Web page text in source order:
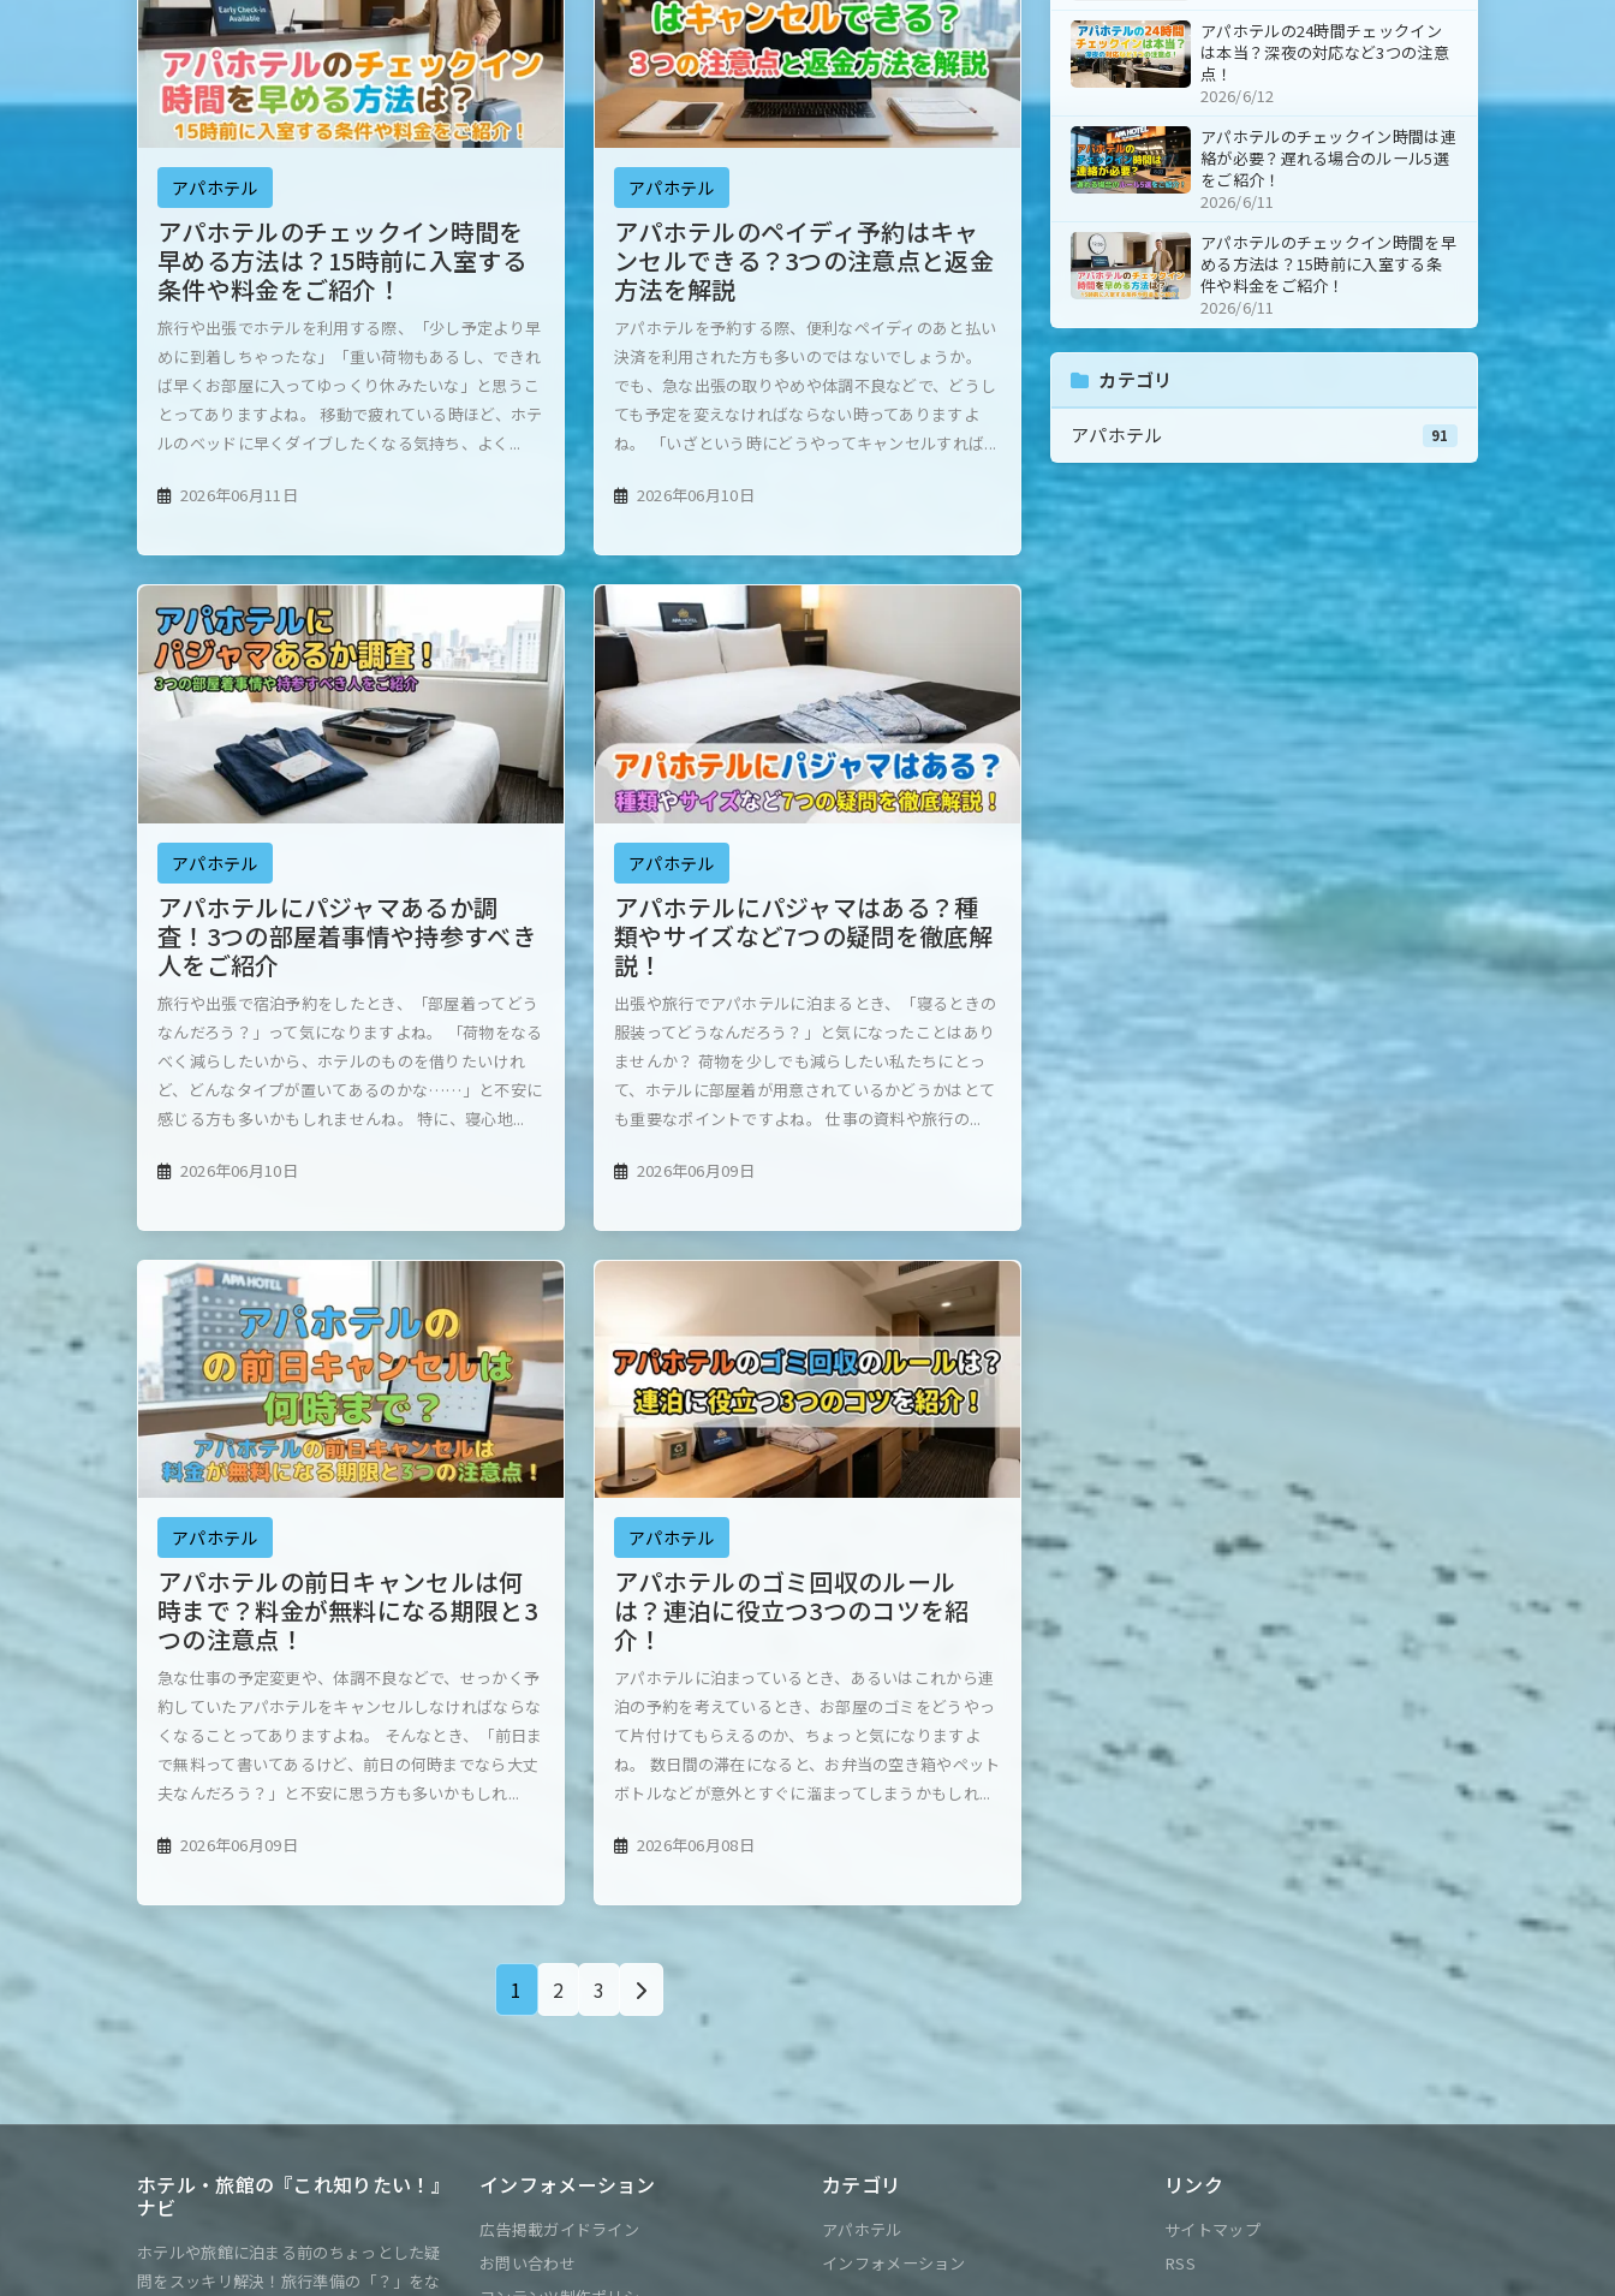
アパホテル
アパホテルのチェックイン時間を
早める方法は？15時前に入室する
条件や料金をご紹介！
旅行や出張でホテルを利用する際、「少し予定より早
めに到着しちゃったな」「重い荷物もあるし、できれ
ば早くお部屋に入ってゆっくり休みたいな」と思うこ
とってありますよね。 移動で疲れている時ほど、ホテ
ルのベッドに早くダイブしたくなる気持ち、よく...
2026年06月11日
アパホテル
アパホテルのペイディ予約はキャ
ンセルできる？3つの注意点と返金
方法を解説
アパホテルを予約する際、便利なペイディのあと払い
決済を利用された方も多いのではないでしょうか。
でも、急な出張の取りやめや体調不良などで、どうし
ても予定を変えなければならない時ってありますよ
ね。 「いざという時にどうやってキャンセルすれば...
2026年06月10日
アパホテル
アパホテルにパジャマあるか調
査！3つの部屋着事情や持参すべき
人をご紹介
旅行や出張で宿泊予約をしたとき、「部屋着ってどう
なんだろう？」って気になりますよね。 「荷物をなる
べく減らしたいから、ホテルのものを借りたいけれ
ど、どんなタイプが置いてあるのかな……」と不安に
感じる方も多いかもしれませんね。 特に、寝心地...
2026年06月10日
アパホテル
アパホテルにパジャマはある？種
類やサイズなど7つの疑問を徹底解
説！
出張や旅行でアパホテルに泊まるとき、「寝るときの
服装ってどうなんだろう？」と気になったことはあり
ませんか？ 荷物を少しでも減らしたい私たちにとっ
て、ホテルに部屋着が用意されているかどうかはとて
も重要なポイントですよね。 仕事の資料や旅行の...
2026年06月09日
アパホテル
アパホテルの前日キャンセルは何
時まで？料金が無料になる期限と3
つの注意点！
急な仕事の予定変更や、体調不良などで、せっかく予
約していたアパホテルをキャンセルしなければならな
くなることってありますよね。 そんなとき、「前日ま
で無料って書いてあるけど、前日の何時までなら大丈
夫なんだろう？」と不安に思う方も多いかもしれ...
2026年06月09日
アパホテル
アパホテルのゴミ回収のルール
は？連泊に役立つ3つのコツを紹
介！
アパホテルに泊まっているとき、あるいはこれから連
泊の予約を考えているとき、お部屋のゴミをどうやっ
て片付けてもらえるのか、ちょっと気になりますよ
ね。 数日間の滞在になると、お弁当の空き箱やペット
ボトルなどが意外とすぐに溜まってしまうかもしれ...
2026年06月08日
1 2 3
アパホテルの24時間チェックイン
は本当？深夜の対応など3つの注意
点！
2026/6/12
アパホテルのチェックイン時間は連
絡が必要？遅れる場合のルール5選
をご紹介！
2026/6/11
アパホテルのチェックイン時間を早
める方法は？15時前に入室する条
件や料金をご紹介！
2026/6/11
カテゴリ
アパホテル 91
ホテル・旅館の『これ知りたい！』
ナビ
ホテルや旅館に泊まる前のちょっとした疑
問をスッキリ解決！旅行準備の「？」をな
インフォメーション
広告掲載ガイドライン
お問い合わせ
カテゴリ
アパホテル
インフォメーション
リンク
サイトマップ
RSS